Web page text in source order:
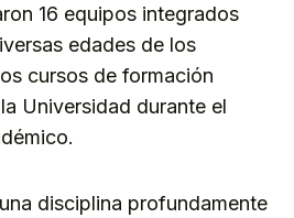
16 equipos integrados
edades de los
cursos de formación
Universidad durante el
disciplina profundamente